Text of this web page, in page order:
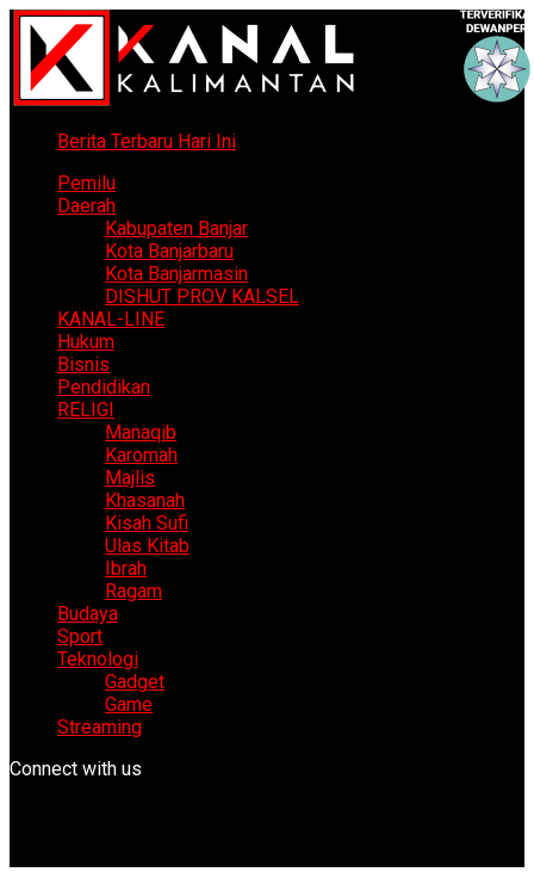
Berita Terbaru Hari Ini
Pemilu
Daerah
Kabupaten Banjar
Kota Banjarbaru
Kota Banjarmasin
DISHUT PROV KALSEL
KANAL-LINE
Hukum
Bisnis
Pendidikan
RELIGI
Manaqib
Karomah
Majlis
Khasanah
Kisah Sufi
Ulas Kitab
Ibrah
Ragam
Budaya
Sport
Teknologi
Gadget
Game
Streaming
Connect with us